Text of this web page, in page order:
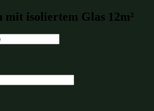
mit isoliertem Glas 12m²